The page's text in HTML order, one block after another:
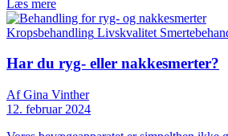
Læs mere
Kropsbehandling Livskvalitet
Har du ryg- eller nakkesmerter?
Af Gina Vinther
12. februar 2024